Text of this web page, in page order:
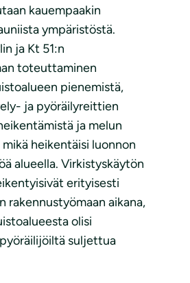
kauempaakin
ympäristöstä.
ja Kt 51:n
toteuttaminen
pienemistä,
ja pyöräilyreittien
ja melun
heikentäisi luonnon
alueella. Virkistyskäytön
erityisesti
rakennustyömaan aikana,
olisi
suljettua